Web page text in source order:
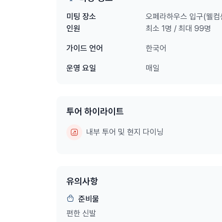
[오페라하우스 내부관람 일정]
매주 월,화,목,금,일
9:45AM / 10:45AM / 11:15AM / 11:45AM /
매주 수,토
* TOUR & DINE EXPERIENCE 안내사항 *
1. 다이닝 바우처 사용을 위해서는 WELCOME
또는 OPERA BAR에서 식사를 진행할 수 있습니다.
자세한 사항은 아래 링크를 통해 확인해 주세요.
미팅 장소
오페라하우스 입구(웰컴
인원
최소 1명 / 최대 99명
가이드 언어 한국어
운영 요일 매일
투어 하이라이트
내부 투어 및 현지 다이닝
유의사항
준비물
편한 신발